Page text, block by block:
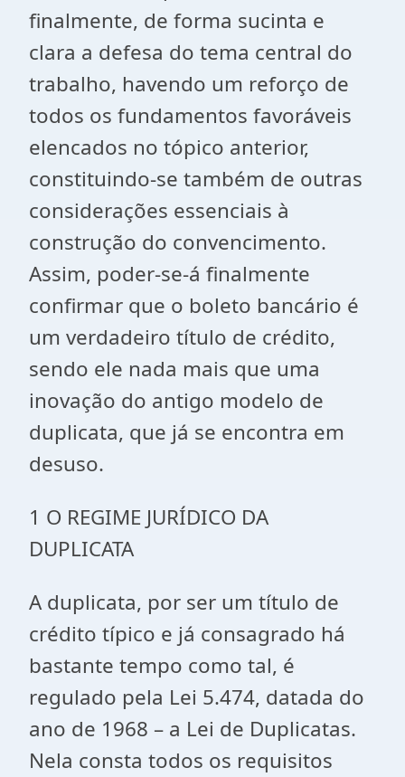
finalmente, de forma sucinta e
clara a defesa do tema central do
trabalho, havendo um reforço de
todos os fundamentos favoráveis
elencados no tópico anterior,
constituindo-se também de outras
considerações essenciais à
construção do convencimento.
Assim, poder-se-á finalmente
confirmar que o boleto bancário é
um verdadeiro título de crédito,
sendo ele nada mais que uma
inovação do antigo modelo de
duplicata, que já se encontra em
desuso.
1 O REGIME JURÍDICO DA
DUPLICATA
A duplicata, por ser um título de
crédito típico e já consagrado há
bastante tempo como tal, é
regulado pela Lei 5.474, datada do
ano de 1968 – a Lei de Duplicatas.
Nela consta todos os requisitos